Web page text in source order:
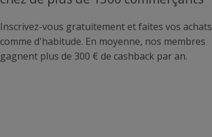
Inscrivez-vous gratuitement et faites vos achats
comme d'habitude. En moyenne, nos membres
gagnent plus de 300 € de cashback par an.